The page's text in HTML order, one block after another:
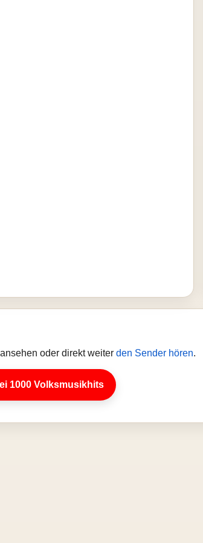
ansehen oder direkt weiter den Sender hören.
1000 Volksmusikhits